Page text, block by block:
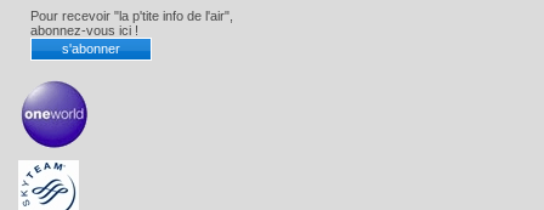
Pour recevoir "la p'tite info de l'air",
abonnez-vous ici !